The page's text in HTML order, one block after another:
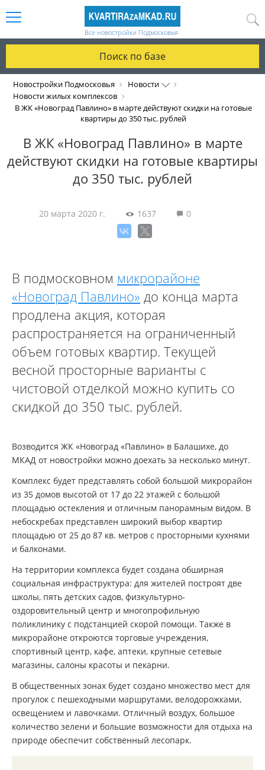
Все новостройки Подмосковья
Поиск по базе
Новостройки Подмосковья
Новости
Новости жилых комплексов
В ЖК «Новоград Павлино» в марте действуют скидки на готовые
квартиры до 350 тыс. рублей
В ЖК «Новоград Павлино» в марте
действуют скидки на готовые квартиры
до 350 тыс. рублей
20 марта 2020 г. 1637 0
В подмосковном микрорайоне
«Новоград Павлино» до конца марта
продлена акция, которая
распространяется на ограниченный
объем готовых квартир. Текущей
весной просторные варианты с
чистовой отделкой можно купить со
скидкой до 350 тыс. рублей.
Возводится ЖК «Новоград «Павлино» в Балашихе, до
МКАД от новостройки можно доехать за несколько минут.
Комплекс будет представлять собой большой микрорайон
из 35 домов высотой от 17 до 22 этажей с большой
площадью остекления и отличным панорамным видом. В
небоскребах представлен широкий выбор квартир
площадью от 25 до 87 кв. метров с просторными кухнями
и балконами.
На территории комплекса будет создана обширная
социальная инфраструктура: для жителей построят две
школы, пять детских садов, физкультурно-
оздоровительный центр и многопрофильную
поликлинику с подстанцией скорой помощи. Также в
микрорайоне откроются торговые учреждения,
спортивный центр, кафе, аптеки, крупные сетевые
магазины, салоны красоты и пекарни.
В общественных зонах будет создано множество мест для
прогулок с пешеходными маршрутами, велодорожками,
освещением и лавочками. Отличный воздух, большое
количество зелени и большие возможности для отдыха на
природе обеспечит собственный лесопарк.